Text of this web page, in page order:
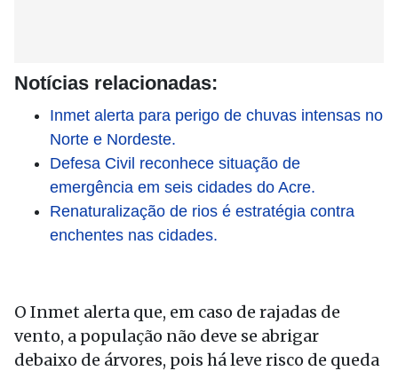
Notícias relacionadas:
Inmet alerta para perigo de chuvas intensas no
Norte e Nordeste.
Defesa Civil reconhece situação de
emergência em seis cidades do Acre.
Renaturalização de rios é estratégia contra
enchentes nas cidades.
O Inmet alerta que, em caso de rajadas de
vento, a população não deve se abrigar
debaixo de árvores, pois há leve risco de queda